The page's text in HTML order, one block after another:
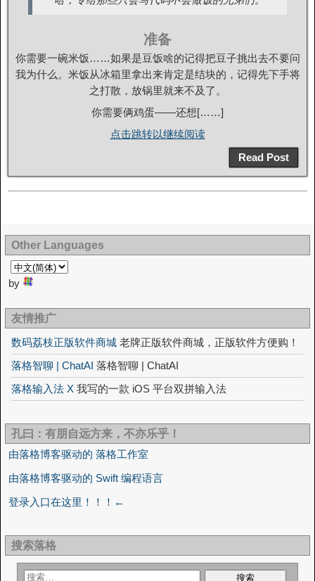
准备
你需要一碗米饭……如果是豆饭啥的记得把豆子挑出去不要问
我为什么。米饭从冰箱里拿出来肯定是结块的，记得先下手将
之打散，放锅里就来不及了。
你需要俩鸡蛋——还想[……]
点击跳转以继续阅读
Read Post
Other Languages
by
友情推广
数码荔枝正版软件商城 老牌正版软件商城，正版软件方便购！
落格智聊 | ChatAI 落格智聊 | ChatAI
落格输入法 X 我写的一款 iOS 平台双拼输入法
孔曰：有朋自远方来，不亦乐乎！
由落格博客驱动的 落格工作室
由落格博客驱动的 Swift 编程语言
登录入口在这里！！！←
搜索落格